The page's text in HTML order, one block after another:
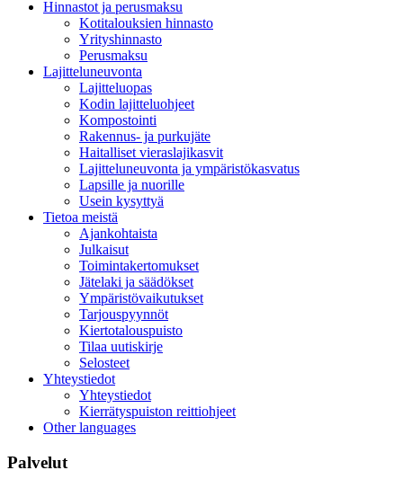
Hinnastot ja perusmaksu
Kotitalouksien hinnasto
Yrityshinnasto
Perusmaksu
Lajitteluneuvonta
Lajitteluopas
Kodin lajitteluohjeet
Kompostointi
Rakennus- ja purkujäte
Haitalliset vieraslajikasvit
Lajitteluneuvonta ja ympäristökasvatus
Lapsille ja nuorille
Usein kysyttyä
Tietoa meistä
Ajankohtaista
Julkaisut
Toimintakertomukset
Jätelaki ja säädökset
Ympäristövaikutukset
Tarjouspyynnöt
Kiertotalouspuisto
Tilaa uutiskirje
Selosteet
Yhteystiedot
Yhteystiedot
Kierrätyspuiston reittiohjeet
Other languages
Palvelut